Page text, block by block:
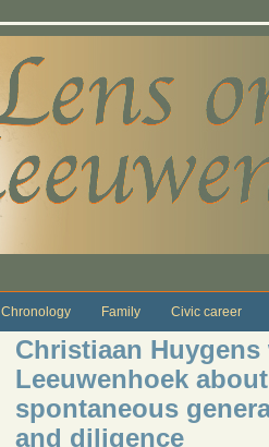
Chronology Family Civic career
Christiaan
Leeuwenhoek
spontaneous
and diligence